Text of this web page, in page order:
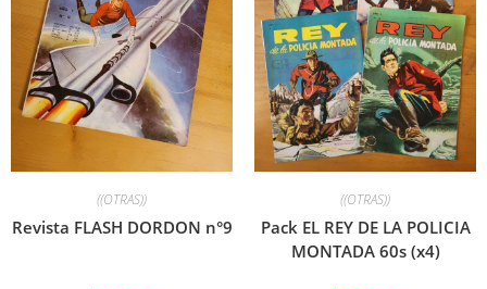
((OTRAS))
Revista FLASH DORDON n°9
((OTRAS))
Pack EL REY DE LA POLICIA
MONTADA 60s (x4)